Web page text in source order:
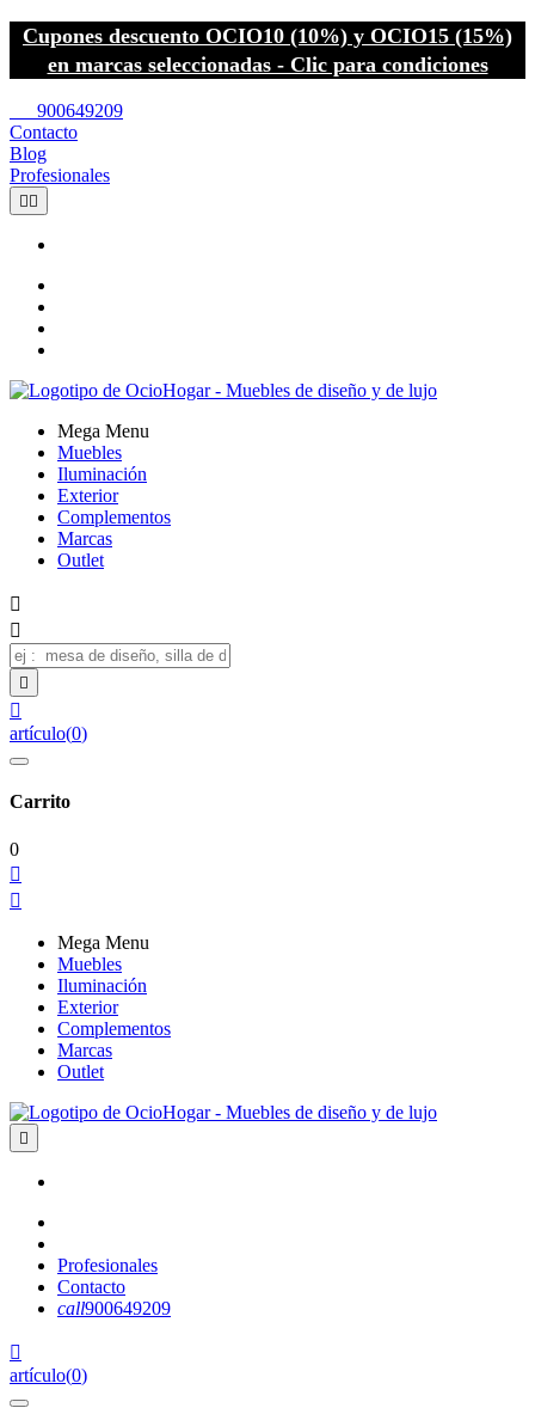
Cupones descuento OCIO10 (10%) y OCIO15 (15%)
en marcas seleccionadas - Clic para condiciones
900649209
Contacto
Blog
Profesionales
 
Mega Menu
Muebles
Iluminación
Exterior
Complementos
Marcas
Outlet




artículo(0)
Carrito
0


Mega Menu
Muebles
Iluminación
Exterior
Complementos
Marcas
Outlet

Profesionales
Contacto
call900649209

artículo(0)